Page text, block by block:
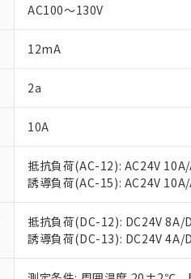
AC100～130V
12mA
2a
10A
抵抗負荷(AC-12): AC24V
誘導負荷(AC-15): AC24V
抵抗負荷(DC-12): DC24V 8A/
誘導負荷(DC-13): DC24V 4A/
以下の条件をお読みいただ
正式な納期状況およ
当社販売員にご相談
オムロン制御機器販
在庫状況および標準
す。
マイパーツ機能（部
ている必要があります
があります。
*EU RoHS指令（10物質）：
六価クロム(Cr(Ⅵ)) 1000ppm以下
但し、RoHS指令で産業用監視お
フタル酸エステル類の４物質につ
※2 対応予定月
部品在庫の切り替え状況
※3 非含有証明書ダウ
「×」：最大均質材料含
「－」：未確認です。当社
Pb(鉛) :1000ppm、 Hg(水銀) :
DBP(フタル酸ジブチル) :
※2 環境保護使用期限
「ｅ」：有害物質（10物質
「10」：通常の使用状況
味します。
「－」：未確認です。当社
う）を輸出または国
置等に一切使用いた
当社は、貴社製品を
また当社は、販売先
たしません。
記
説明
△ 一定数には満た
－
在庫なし(最新の
機器販売店・当
空
受注生産機種、